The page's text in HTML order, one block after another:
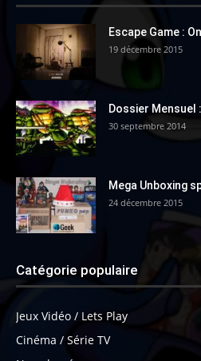
Escape Game :
19 décembre 2015
Dossier Mensuel
30 septembre 2014
Mega Unboxing
24 décembre 2015
Catégorie populaire
Jeux Vidéo / Lets Play
Cinéma / Série TV